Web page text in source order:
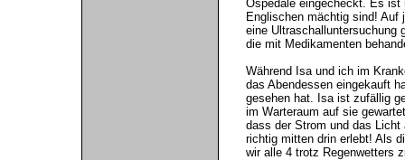
Ospedale eingecheckt. Es ist
Englischen mächtig sind! Auf
eine Ultraschalluntersuchung
die mit Medikamenten
Während Isa und ich im
das Abendessen eingekauft
gesehen hat. Isa ist zufällig
im Warteraum auf sie
dass der Strom und das
richtig mitten drin erlebt! Als
wir alle 4 trotz Regenwetters